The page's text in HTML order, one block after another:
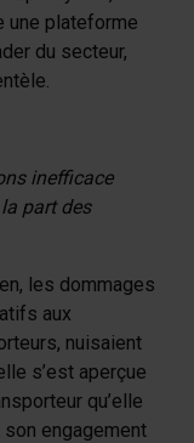
une plateforme
du secteur,
inefficace
part des
les dommages
aux
nuisaient
s’est aperçue
qu’elle
engagement